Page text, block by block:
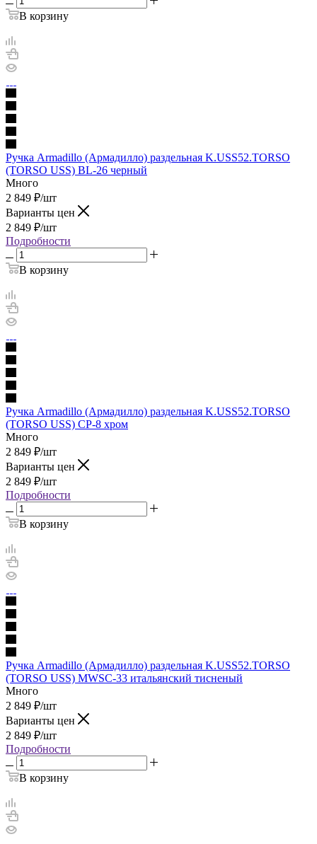
В корзину
Ручка Armadillo (Армадилло) раздельная K.USS52.TORSO
(TORSO USS) BL-26 черный
Много
2 849 ₽/шт
Варианты цен
2 849 ₽/шт
Подробности
В корзину
Ручка Armadillo (Армадилло) раздельная K.USS52.TORSO
(TORSO USS) CP-8 хром
Много
2 849 ₽/шт
Варианты цен
2 849 ₽/шт
Подробности
В корзину
Ручка Armadillo (Армадилло) раздельная K.USS52.TORSO
(TORSO USS) MWSC-33 итальянский тисненый
Много
2 849 ₽/шт
Варианты цен
2 849 ₽/шт
Подробности
В корзину